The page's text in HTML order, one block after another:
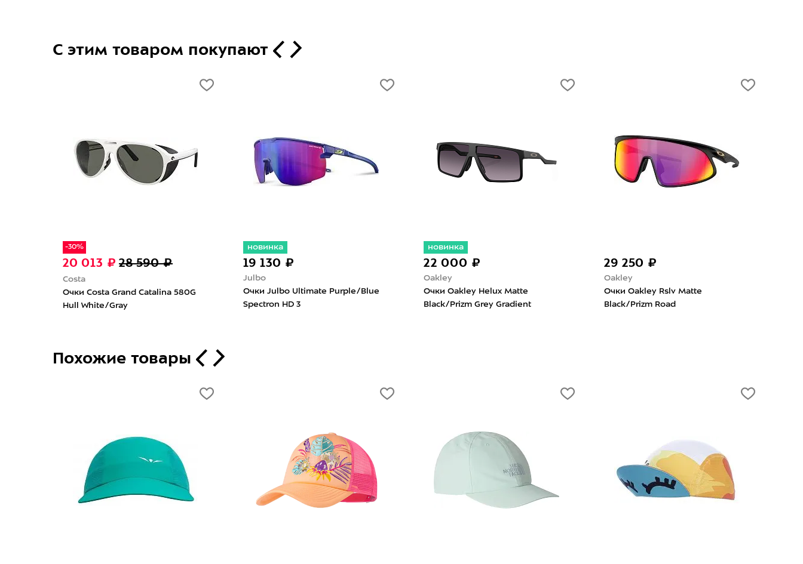
С этим товаром покупают
-30%
20 013 ₽ 28 590 ₽
Costa
Очки Costa Grand Catalina 580G
Hull White/Gray
новинка
19 130 ₽
Julbo
Очки Julbo Ultimate Purple/Blue
Spectron HD 3
новинка
22 000 ₽
Oakley
Очки Oakley Helux Matte
Black/Prizm Grey Gradient
29 250 ₽
Oakley
Очки Oakley Rslv Matte
Black/Prizm Road
Похожие товары